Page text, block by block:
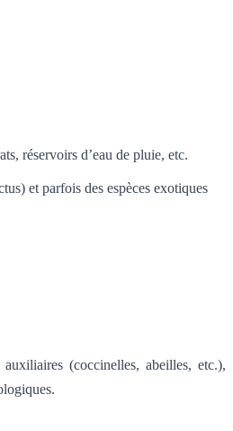
réservoirs d’eau de pluie, etc.
et parfois des espèces exotiques
(coccinelles, abeilles, etc.),